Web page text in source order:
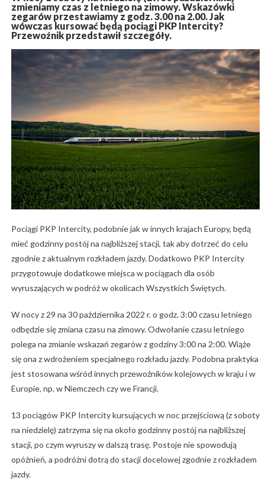
zmieniamy czas z letniego na zimowy. Wskazówki
zegarów przestawiamy z godz. 3.00 na 2.00. Jak
wówczas kursować będą pociągi PKP Intercity?
Przewoźnik przedstawił szczegóły.
Pociągi PKP Intercity, podobnie jak w innych krajach Europy, będą
mieć godzinny postój na najbliższej stacji, tak aby dotrzeć do celu
zgodnie z aktualnym rozkładem jazdy. Dodatkowo PKP Intercity
przygotowuje dodatkowe miejsca w pociągach dla osób
wyruszających w podróż w okolicach Wszystkich Świętych.
W nocy z 29 na 30 października 2022 r. o godz. 3:00 czasu letniego
odbędzie się zmiana czasu na zimowy. Odwołanie czasu letniego
polega na zmianie wskazań zegarów z godziny 3:00 na 2:00. Wiąże
się ona z wdrożeniem specjalnego rozkładu jazdy. Podobna praktyka
jest stosowana wśród innych przewoźników kolejowych w kraju i w
Europie, np. w Niemczech czy we Francji.
13 pociągów PKP Intercity kursujących w noc przejściową (z soboty
na niedzielę) zatrzyma się na około godzinny postój na najbliższej
stacji, po czym wyruszy w dalszą trasę. Postoje nie spowodują
opóźnień, a podróżni dotrą do stacji docelowej zgodnie z rozkładem
jazdy.